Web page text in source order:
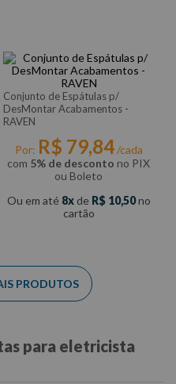
Conjunto de Espátulas p/
DesMontar Acabamentos -
RAVEN
Por: R$ 79,84/cada
com 5% de desconto no PIX
ou Boleto
Ou em até 8 de R$ 10,50no
cartão
para eletricista